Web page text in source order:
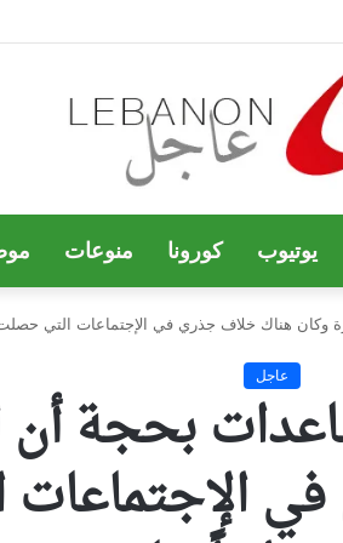
يوتيوب كورونا منوعات
عاجل